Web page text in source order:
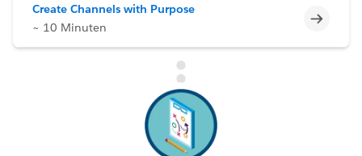
Create Channels with Purpose
~ 10 Minuten